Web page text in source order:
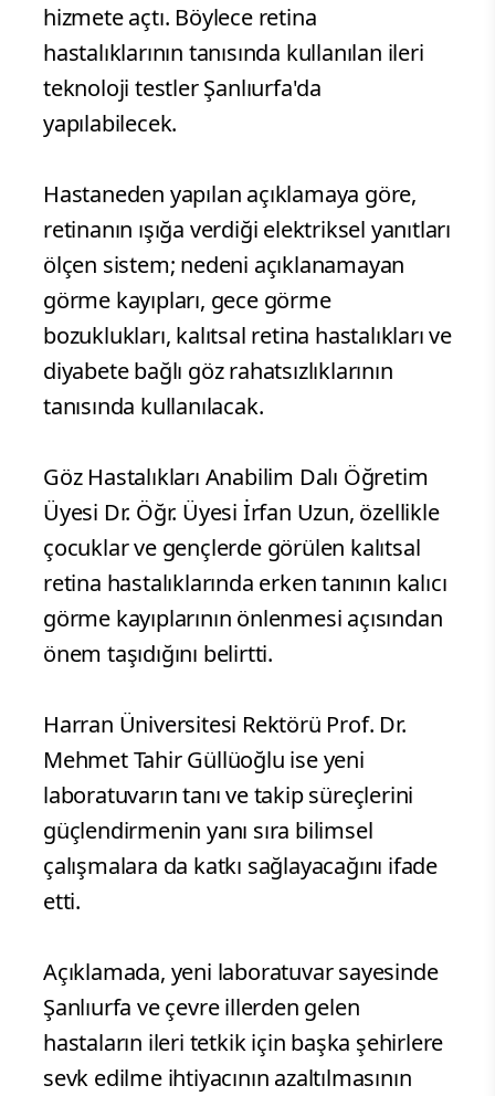
hizmete açtı. Böylece retina
hastalıklarının tanısında kullanılan ileri
teknoloji testler Şanlıurfa'da
yapılabilecek.
Hastaneden yapılan açıklamaya göre,
retinanın ışığa verdiği elektriksel yanıtları
ölçen sistem; nedeni açıklanamayan
görme kayıpları, gece görme
bozuklukları, kalıtsal retina hastalıkları ve
diyabete bağlı göz rahatsızlıklarının
tanısında kullanılacak.
Göz Hastalıkları Anabilim Dalı Öğretim
Üyesi Dr. Öğr. Üyesi İrfan Uzun, özellikle
çocuklar ve gençlerde görülen kalıtsal
retina hastalıklarında erken tanının kalıcı
görme kayıplarının önlenmesi açısından
önem taşıdığını belirtti.
Harran Üniversitesi Rektörü Prof. Dr.
Mehmet Tahir Güllüoğlu ise yeni
laboratuvarın tanı ve takip süreçlerini
güçlendirmenin yanı sıra bilimsel
çalışmalara da katkı sağlayacağını ifade
etti.
Açıklamada, yeni laboratuvar sayesinde
Şanlıurfa ve çevre illerden gelen
hastaların ileri tetkik için başka şehirlere
sevk edilme ihtiyacının azaltılmasının